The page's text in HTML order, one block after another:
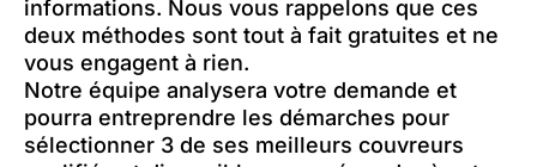
informations. Nous vous rappelons que ces
deux méthodes sont tout à fait gratuites et ne
vous engagent à rien.
Notre équipe analysera votre demande et
pourra entreprendre les démarches pour
sélectionner 3 de ses meilleurs couvreurs